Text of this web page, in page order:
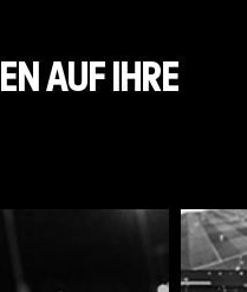
AUF IHRE